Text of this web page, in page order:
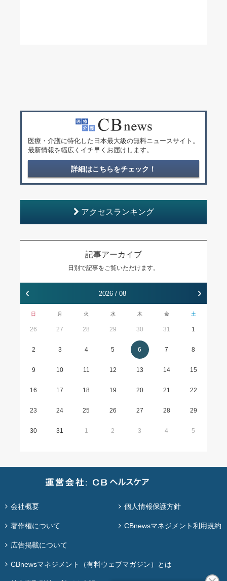
医療・介護に特化した日本最大級の無料ニュースサイト。
最新情報を幅広くイチ早くお届けします。
詳細はこちらをチェック！
アクセスランキング
記事アーカイブ
日別で記事をご覧いただけます。
‹ 2026 / 08 ›
日 月 火 水 木 金 土
26 27 28 29 30 31 1
2 3 4 5 6 7 8
9 10 11 12 13 14 15
16 17 18 19 20 21 22
23 24 25 26 27 28 29
30 31 1 2 3 4 5
会社概要 個人情報保護方針
著作権について CBnewsマネジメント利用規約
広告掲載について
CBnewsマネジメント（有料ウェブマガジン）とは